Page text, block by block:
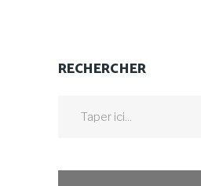
RECHERCHER